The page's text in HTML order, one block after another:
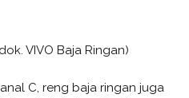
VIVO Baja Ringan)
C, reng baja ringan juga